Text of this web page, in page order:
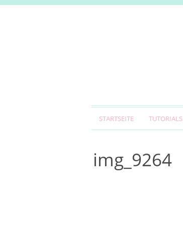
STARTSEITE TUTORIALS
img_9264